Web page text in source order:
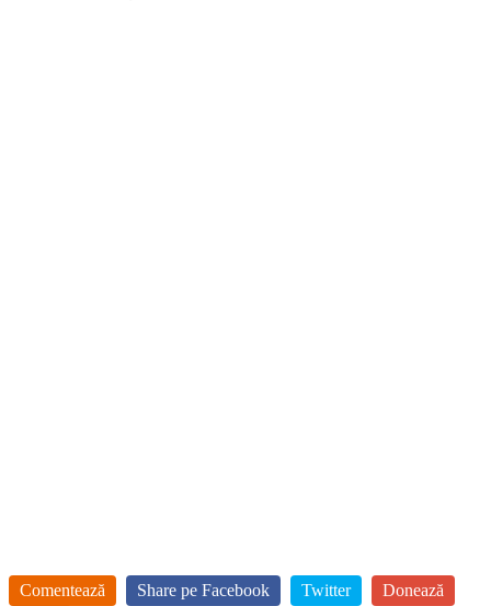
Comentează Share pe Facebook Twitter
Donează